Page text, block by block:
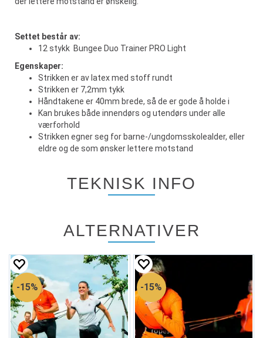
Settet består av:
12 stykk Bungee Duo Trainer PRO Light
Egenskaper:
Strikken er av latex med stoff rundt
Strikken er 7,2mm tykk
Håndtakene er 40mm brede, så de er gode å holde i
Kan brukes både innendørs og utendørs under alle
værforhold
Strikken egner seg for barne-/ungdomsskolealder, eller
eldre og de som ønsker lettere motstand
TEKNISK INFO
ALTERNATIVER
15% 15%